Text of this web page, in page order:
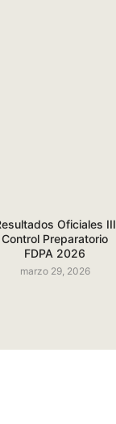
Oficiales III
Control Preparatorio
FDPA 2026
marzo 29, 2026